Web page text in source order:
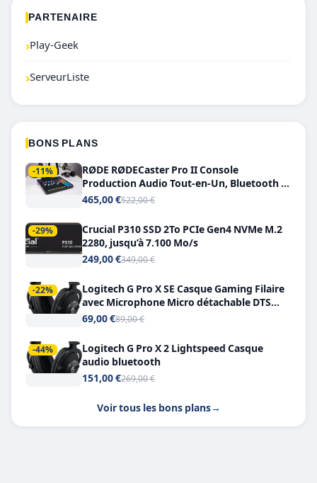
PARTENAIRE
›Play-Geek
›ServeurListe
BONS PLANS
-11%
RØDE RØDECaster Pro II Console
Production Audio Tout-en-Un, Bluetooth et
Double USB-C
465,00 €522,00 €
-29%
Crucial P310 SSD 2To PCIe Gen4 NVMe M.2
2280, jusqu’à 7.100 Mo/s
249,00 €349,00 €
-22%
Logitech G Pro X SE Casque Gaming Filaire
avec Microphone Micro détachable DTS
Headphone X 7.1
69,00 €89,00 €
-44%
Logitech G Pro X 2 Lightspeed Casque
audio bluetooth
151,00 €269,00 €
Voir tous les bons plans→